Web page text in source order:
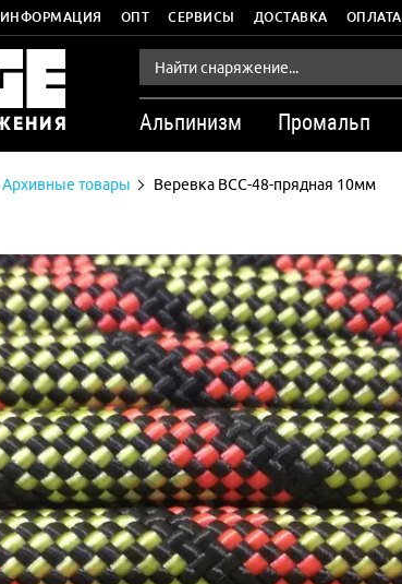
ИНФОРМАЦИЯ ОПТ СЕРВИСЫ ДОСТАВКА ОПЛАТА
Альпинизм Промальп
Архивные товары Веревка ВСС-48-прядная 10мм